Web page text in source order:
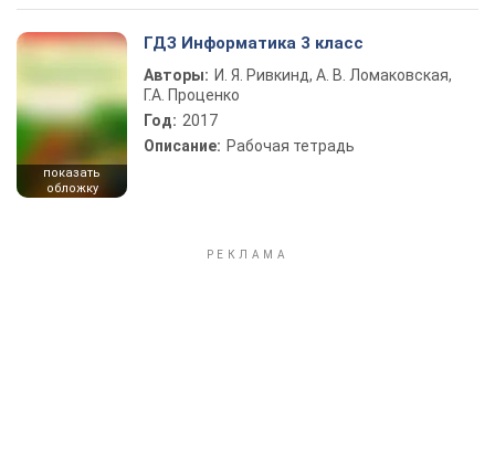
показать
обложку
ГДЗ Информатика 3 класс
Авторы: И. Я. Ривкинд, А. В. Ломаковская,
Г.А. Проценко
Год: 2017
Описание: Рабочая тетрадь